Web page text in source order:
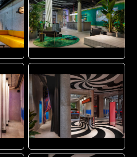
JPG
JPG